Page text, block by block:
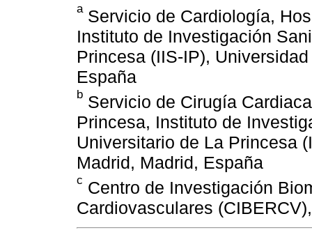
aServicio de Cardiología,
Instituto de Investigación
Princesa (IIS-IP),
España
b Servicio de Cirugía
Princesa, Instituto de
Universitario de La Princesa
Madrid, Madrid, España
c Centro de Investigación
Cardiovasculares